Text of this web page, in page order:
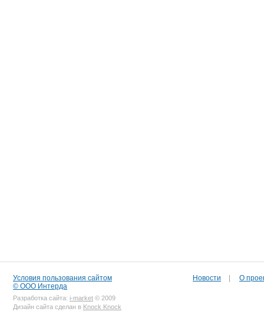
Условия пользования сайтом
© ООО Интерда
Разработка сайта: i-market © 2009
Дизайн сайта сделан в Knock Knock
Новости О